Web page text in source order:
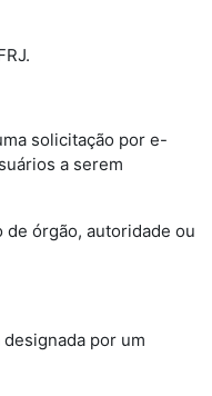
solicitação por e-
a serem
de órgão, autoridade ou
por um